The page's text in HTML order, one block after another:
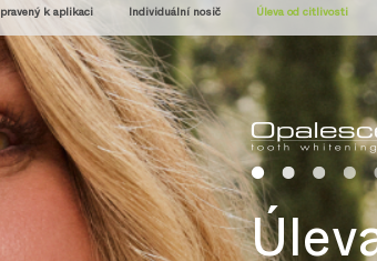
k aplikaci Individuální nosič Úleva od citlivosti